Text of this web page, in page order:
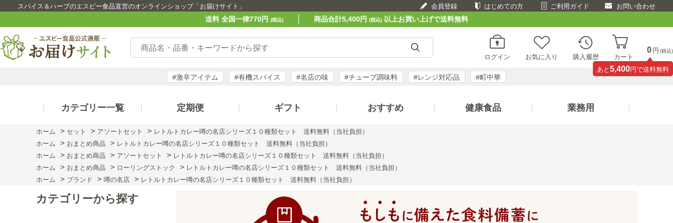
スパイス＆ハーブのエスビー食品直営のオンラインショップ「お届けサイト」 会員登録 はじめての方 ご利用ガイド お問い合わせ
送料 全国一律770円 (税込) 商品合計5,400円 (税込)以上お買い上げで送料無料
ログイン お気に入り 購入履歴 カート
0 円 (税込)
あと 5,400円で送料無料
#激辛アイテム #有機スパイス #名店の味 #チューブ調味料 #レンジ対応品 #町中華
カテゴリー一覧 定期便 ギフト おすすめ 健康食品 業務用
ホーム > セット > アソートセット > レトルトカレー噂の名店シリーズ１０種類セット 送料無料（当社負担）
ホーム
> おまとめ商品 > レトルトカレー噂の名店シリーズ１０種類セット 送料無料（当社負担）
ホーム
> おまとめ商品 > アソートセット > レトルトカレー噂の名店シリーズ１０種類セット 送料無料（当社負担）
ホーム
> おまとめ商品 > ローリングストック > レトルトカレー噂の名店シリーズ１０種類セット 送料無料（当社負担）
ホーム
> ブランド > 噂の名店 > レトルトカレー噂の名店シリーズ１０種類セット 送料無料（当社負担）
カテゴリーから探す